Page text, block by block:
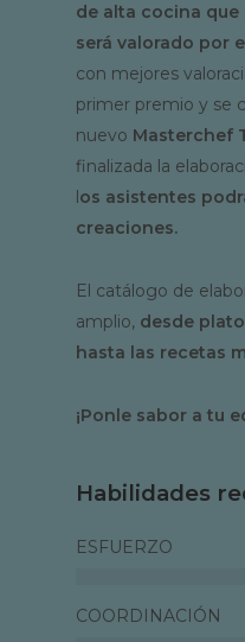
de alta cocina
será valorado por
con mejores
primer premio y se
nuevo Masterchef
finalizada la
los asistentes
creaciones.
El catálogo de
amplio, desde
hasta las recetas
¡Ponle sabor a tu
Habilidades
ESFUERZO
COORDINACIÓN